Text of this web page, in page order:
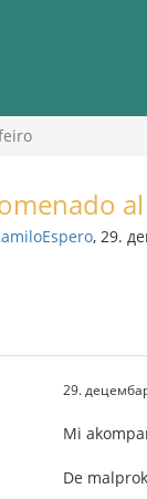
, 29.
29.
Mi
De